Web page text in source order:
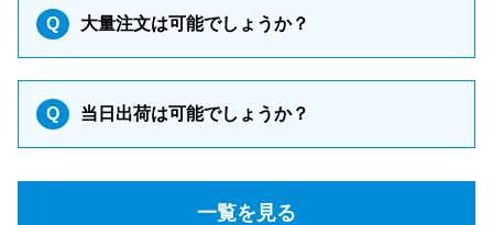
Q 大量注文は可能でしょうか？
Q 当日出荷は可能でしょうか？
一覧を見る